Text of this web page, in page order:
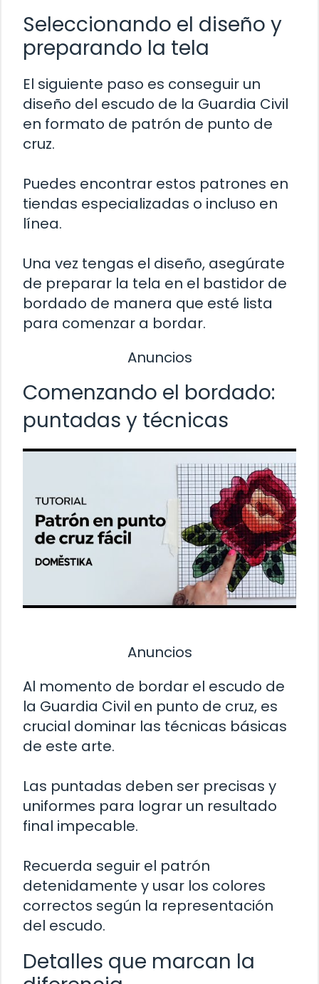
Seleccionando el diseño y
preparando la tela
El siguiente paso es conseguir un
diseño del escudo de la Guardia Civil
en formato de patrón de punto de
cruz.
Puedes encontrar estos patrones en
tiendas especializadas o incluso en
línea.
Una vez tengas el diseño, asegúrate
de preparar la tela en el bastidor de
bordado de manera que esté lista
para comenzar a bordar.
Anuncios
Comenzando el bordado:
puntadas y técnicas
Anuncios
Al momento de bordar el escudo de
la Guardia Civil en punto de cruz, es
crucial dominar las técnicas básicas
de este arte.
Las puntadas deben ser precisas y
uniformes para lograr un resultado
final impecable.
Recuerda seguir el patrón
detenidamente y usar los colores
correctos según la representación
del escudo.
Detalles que marcan la